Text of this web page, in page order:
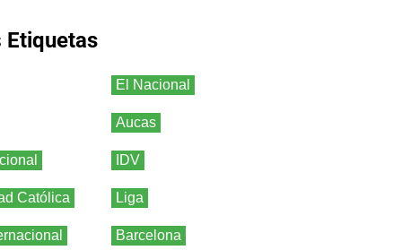
Etiquetas
El Nacional
Aucas
IDV
Católica Liga
Barcelona